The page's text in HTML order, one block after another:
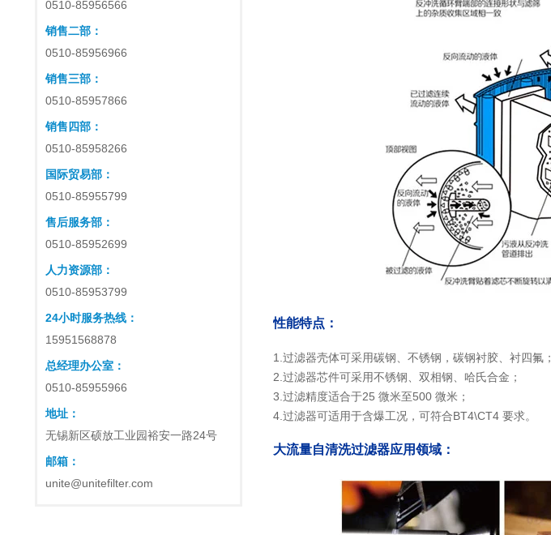
0510-85956566
销售二部：
0510-85956966
销售三部：
0510-85957866
销售四部：
0510-85958266
国际贸易部：
0510-85955799
售后服务部：
0510-85952699
人力资源部：
0510-85953799
24小时服务热线：
15951568878
总经理办公室：
0510-85955966
地址：
无锡新区硕放工业园裕安一路24号
邮箱：
unite@unitefilter.com
性能特点：
1.过滤器壳体可采用碳钢、不锈钢，碳钢衬胶、衬四氟；
2.过滤器芯件可采用不锈钢、双相钢、哈氏合金；
3.过滤精度适合于25 微米至500 微米；
4.过滤器可适用于含爆工况，可符合BT4\CT4 要求。
大流量自清洗过滤器应用领域：